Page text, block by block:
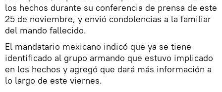
los hechos durante su conferencia de prensa de este
25 de noviembre, y envió condolencias a la familiar
del mando fallecido.
El mandatario mexicano indicó que ya se tiene
identificado al grupo armando que estuvo implicado
en los hechos y agregó que dará más información a
lo largo de este viernes.